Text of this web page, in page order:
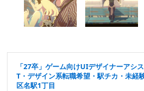
「27卒」ゲーム向けUIデザイナーアシ
T・デザイン系転職希望・駅チカ・未経
区名駅1丁目